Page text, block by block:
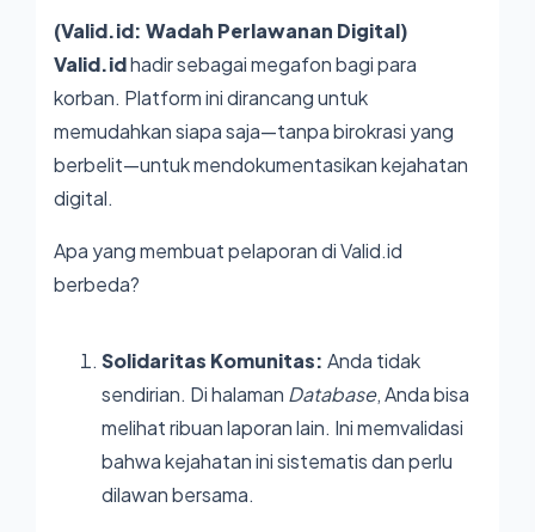
(Valid.id: Wadah Perlawanan Digital)
Valid.idhadir sebagai megafon bagi para
korban. Platform ini dirancang untuk
memudahkan siapa saja—tanpa birokrasi yang
berbelit—untuk mendokumentasikan kejahatan
digital.
Apa yang membuat pelaporan di Valid.id
berbeda?
Solidaritas Komunitas: Anda tidak
sendirian. Di halaman Database, Anda bisa
melihat ribuan laporan lain. Ini memvalidasi
bahwa kejahatan ini sistematis dan perlu
dilawan bersama.